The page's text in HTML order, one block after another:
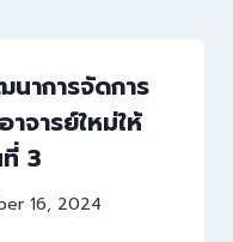
าการจัดการ
จารย์ใหม่ให้
3
16, 2024